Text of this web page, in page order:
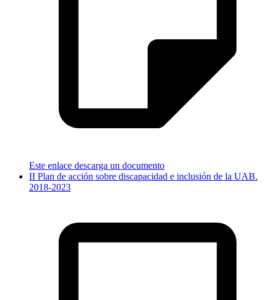
Este enlace descarga un documento
II Plan de acción sobre discapacidad e inclusión de la UAB.
2018-2023